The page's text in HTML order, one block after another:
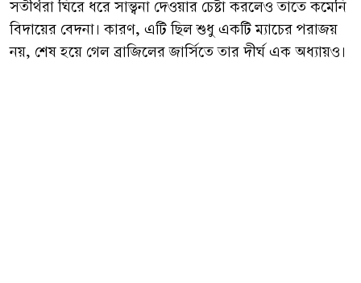
সতীর্থরা ঘিরে ধরে সান্ত্বনা দেওয়ার চেষ্টা করলেও তাতে কমেনি
বিদায়ের বেদনা। কারণ, এটি ছিল শুধু একটি ম্যাচের পরাজয়
নয়, শেষ হয়ে গেল ব্রাজিলের জার্সিতে তার দীর্ঘ এক অধ্যায়ও।